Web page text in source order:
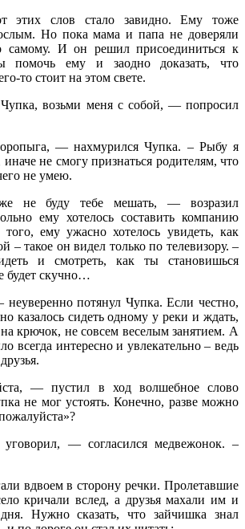
этих слов стало завидно. Ему тоже
Но пока мама и папа не доверяли
самому. И он решил присоединиться к
помочь ему и заодно доказать, что
то стоит на этом свете.
возьми меня с собой, — попросил
— нахмурился Чупка. – Рыбу я
не смогу признаться родителям, что
не умею.
буду тебе мешать, — возразил
ему хотелось составить компанию
ему ужасно хотелось увидеть, как
– такое он видел только по телевизору. –
и смотреть, как ты становишься
будет скучно…
потянул Чупка. Если честно,
казалось сидеть одному у реки и ждать,
крючок, не совсем веселым занятием. А
всегда интересно и увлекательно – ведь
— пустил в ход волшебное слово
не мог устоять. Конечно, разве можно
— согласился медвежонок. –
вдвоем в сторону речки. Пролетавшие
кричали вслед, а друзья махали им и
Нужно сказать, что зайчишка знал